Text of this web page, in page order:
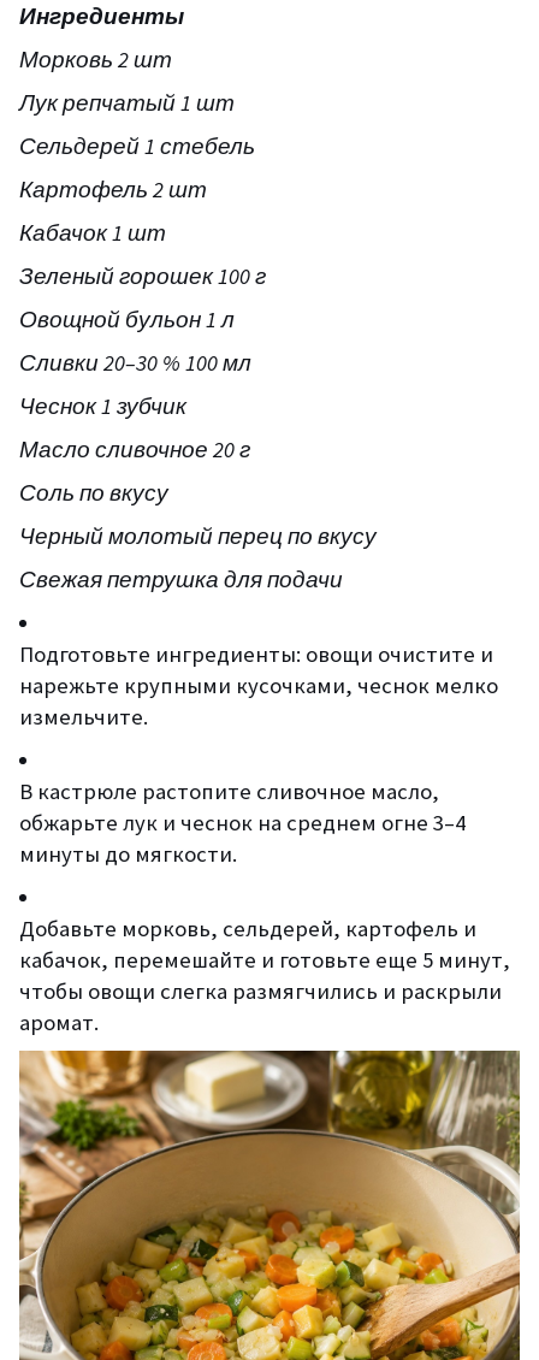
Ингредиенты
Морковь 2 шт
Лук репчатый 1 шт
Сельдерей 1 стебель
Картофель 2 шт
Кабачок 1 шт
Зеленый горошек 100 г
Овощной бульон 1 л
Сливки 20–30 % 100 мл
Чеснок 1 зубчик
Масло сливочное 20 г
Соль по вкусу
Черный молотый перец по вкусу
Свежая петрушка для подачи
Подготовьте ингредиенты: овощи очистите и
нарежьте крупными кусочками, чеснок мелко
измельчите.
В кастрюле растопите сливочное масло,
обжарьте лук и чеснок на среднем огне 3–4
минуты до мягкости.
Добавьте морковь, сельдерей, картофель и
кабачок, перемешайте и готовьте еще 5 минут,
чтобы овощи слегка размягчились и раскрыли
аромат.